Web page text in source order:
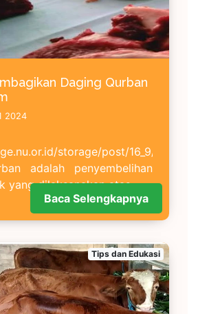
Daging Qurban
2024
storage/post/16_9/big/
adalah penyembelihan
yang dilaksanakan atas
Baca Selengkapnya
Tips dan Edukasi